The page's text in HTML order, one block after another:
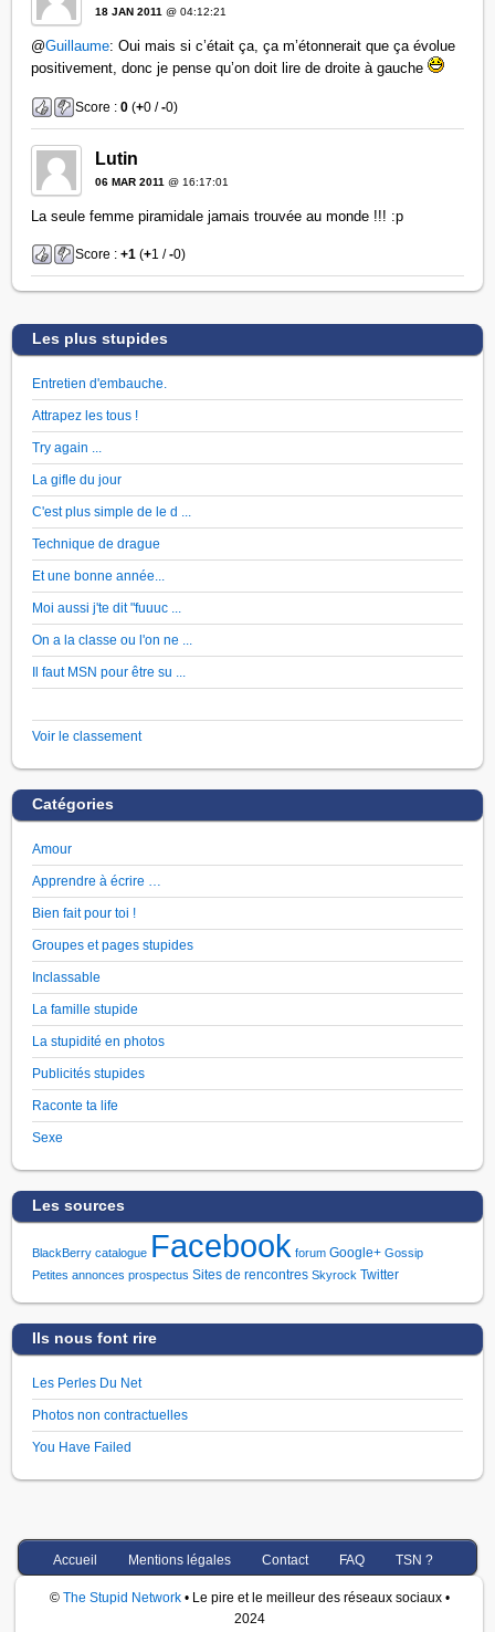
18 JAN 2011 @ 04:12:21
@Guillaume: Oui mais si c’était ça, ça m’étonnerait que ça évolue
positivement, donc je pense qu’on doit lire de droite à gauche
Score :0 (+0 /-0)
Lutin
06 MAR 2011 @ 16:17:01
La seule femme piramidale jamais trouvée au monde !!! :p
Score :+1 (+1 /-0)
Les plus stupides
Entretien d'embauche.
Attrapez les tous !
Try again ...
La gifle du jour
C'est plus simple de le d ...
Technique de drague
Et une bonne année...
Moi aussi j'te dit "fuuuc ...
On a la classe ou l'on ne ...
Il faut MSN pour être su ...
Voir le classement
Catégories
Amour
Apprendre à écrire …
Bien fait pour toi !
Groupes et pages stupides
Inclassable
La famille stupide
La stupidité en photos
Publicités stupides
Raconte ta life
Sexe
Les sources
BlackBerry catalogue Facebook forum Google+ Gossip
Petites annonces prospectus Sites de rencontres Skyrock Twitter
Ils nous font rire
Les Perles Du Net
Photos non contractuelles
You Have Failed
Accueil Mentions légales Contact FAQ TSN ?
© The Stupid Network• Le pire et le meilleur des réseaux sociaux •
2024